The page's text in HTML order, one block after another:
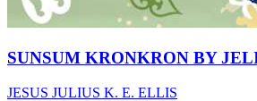
SUNSUM KRONKRON BY
JESUS JULIUS K. E. ELLIS